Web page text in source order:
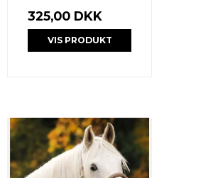
325,00 DKK
VIS PRODUKT